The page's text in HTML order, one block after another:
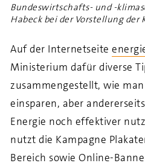
Bundeswirtschafts- und -
Habeck bei der Vorstellung der
Auf der Internetseite
Ministerium dafür diverse
zusammengestellt, wie
einsparen, aber
Energie noch effektiver
nutzt die Kampagne
Bereich sowie Online-